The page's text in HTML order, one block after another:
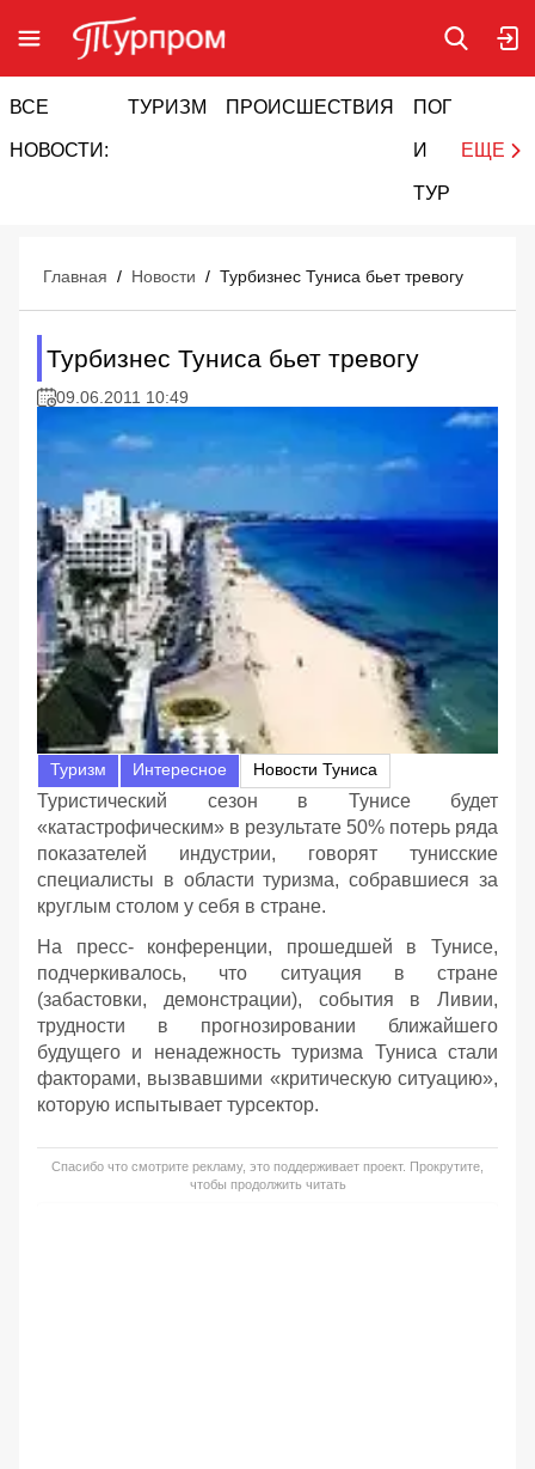
ВСЕ
НОВОСТИ:
ТУРИЗМ ПРОИСШЕСТВИЯ ПОГОДА
И
ТУРИЗМ
ЕЩЕ
Главная / Новости / Турбизнес Туниса бьет тревогу
Турбизнес Туниса бьет тревогу
09.06.2011 10:49
Туризм Интересное Новости Туниса
Туристический сезон в Тунисе будет
«катастрофическим» в результате 50% потерь ряда
показателей индустрии, говорят тунисские
специалисты в области туризма, собравшиеся за
круглым столом у себя в стране.
На пресс- конференции, прошедшей в Тунисе,
подчеркивалось, что ситуация в стране
(забастовки, демонстрации), события в Ливии,
трудности в прогнозировании ближайшего
будущего и ненадежность туризма Туниса стали
факторами, вызвавшими «критическую ситуацию»,
которую испытывает турсектор.
Спасибо что смотрите рекламу, это поддерживает проект. Прокрутите,
чтобы продолжить читать